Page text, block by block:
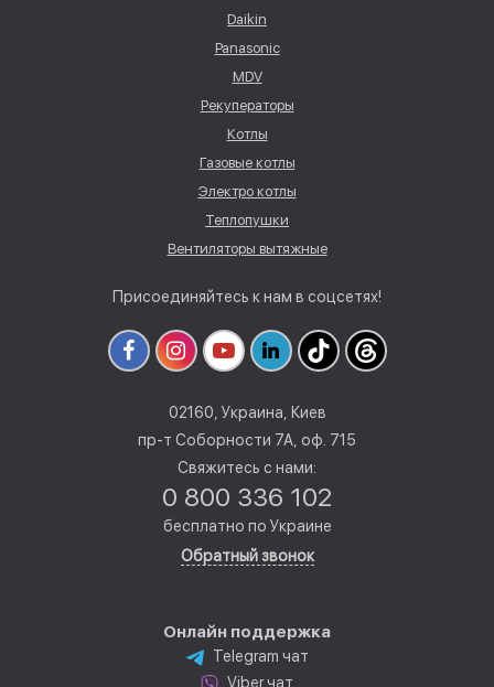
Daikin
Panasonic
MDV
Рекуператоры
Котлы
Газовые котлы
Электро котлы
Теплопушки
Вентиляторы вытяжные
Присоединяйтесь к нам в соцсетях!
02160, Украина, Киев
пр-т Соборности 7А, оф. 715
Свяжитесь с нами:
0 800 336 102
бесплатно по Украине
Обратный звонок
Онлайн поддержка
Telegram чат
Viber чат